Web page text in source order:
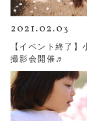
2021.02.03
【イベント終了
撮影会開催♬